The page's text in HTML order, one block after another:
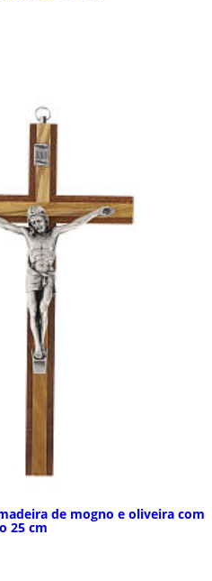
de mogno e oliveira com
25 cm